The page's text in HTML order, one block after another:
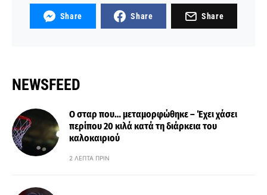
Share Share Share
NEWSFEED
Ο σταρ που… μεταμορφώθηκε – Έχει χάσει
περίπου 20 κιλά κατά τη διάρκεια του
καλοκαιριού
2 ΛΕΠΤΆ ΠΡΙΝ